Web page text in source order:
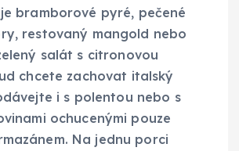
bramborové pyré, pečené
restovaný mangold nebo
salát s citronovou
chcete zachovat italský
i s polentou nebo s
ochucenými pouze
Na jednu porci